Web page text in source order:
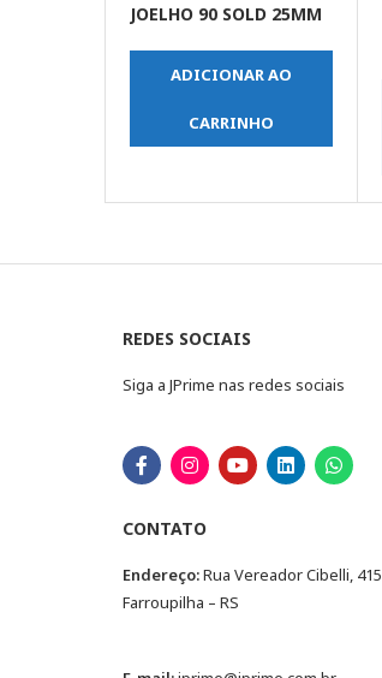
JOELHO 90 SOLD 25MM
ADICIONAR AO
CARRINHO
REDES SOCIAIS
Siga a JPrime nas redes sociais
CONTATO
Endereço:Rua Vereador Cibelli, 415
Farroupilha – RS